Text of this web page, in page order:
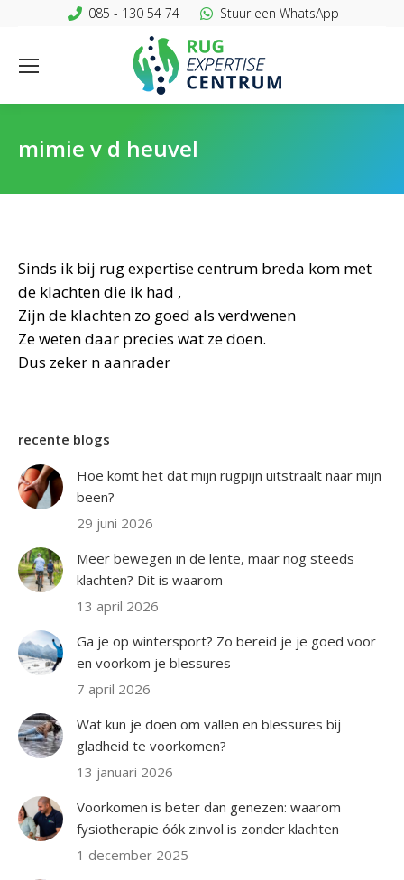
085 - 130 54 74 Stuur een WhatsApp
mimie v d heuvel
Sinds ik bij rug expertise centrum breda kom met
de klachten die ik had ,
Zijn de klachten zo goed als verdwenen
Ze weten daar precies wat ze doen.
Dus zeker n aanrader
recente blogs
Hoe komt het dat mijn rugpijn uitstraalt naar mijn
been?
29 juni 2026
Meer bewegen in de lente, maar nog steeds
klachten? Dit is waarom
13 april 2026
Ga je op wintersport? Zo bereid je je goed voor
en voorkom je blessures
7 april 2026
Wat kun je doen om vallen en blessures bij
gladheid te voorkomen?
13 januari 2026
Voorkomen is beter dan genezen: waarom
fysiotherapie óók zinvol is zonder klachten
1 december 2025